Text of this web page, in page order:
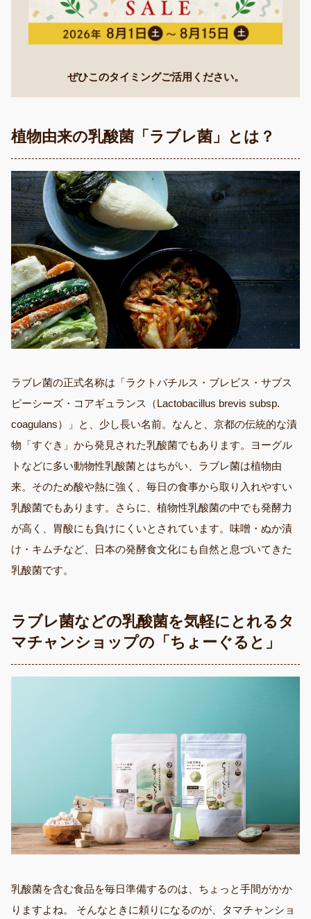
ぜひこのタイミングご活用ください。
植物由来の乳酸菌「ラブレ菌」とは？
ラブレ菌の正式名称は「ラクトバチルス・ブレビス・サブス
ピーシーズ・コアギュランス（Lactobacillus brevis subsp.
coagulans）」と、少し長い名前。なんと、京都の伝統的な漬
物「すぐき」から発見された乳酸菌でもあります。ヨーグル
トなどに多い動物性乳酸菌とはちがい、ラブレ菌は植物由
来。そのため酸や熱に強く、毎日の食事から取り入れやすい
乳酸菌でもあります。さらに、植物性乳酸菌の中でも発酵力
が高く、胃酸にも負けにくいとされています。味噌・ぬか漬
け・キムチなど、日本の発酵食文化にも自然と息づいてきた
乳酸菌です。
ラブレ菌などの乳酸菌を気軽にとれるタ
マチャンショップの「ちょーぐると」
乳酸菌を含む食品を毎日準備するのは、ちょっと手間がかか
りますよね。 そんなときに頼りになるのが、タマチャンショ